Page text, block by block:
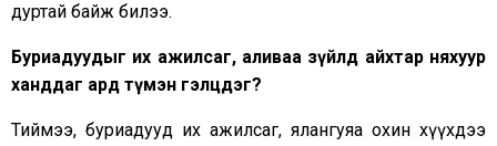
дуртай байж билээ.
Буриадуудыг их ажилсаг, аливаа зүйлд айхтар няхуур
ханддаг ард түмэн гэлцдэг?
Тиймээ, буриадууд их ажилсаг, ялангуяа охин хүүхдээ